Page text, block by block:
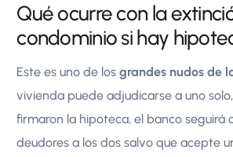
Qué ocurre con la
condominio si hay
Este es uno de losgrandes nudos de
vivienda puede adjudicarse a uno
firmaron la hipoteca, el banco seguirá
deudores a los dos salvo que acepte